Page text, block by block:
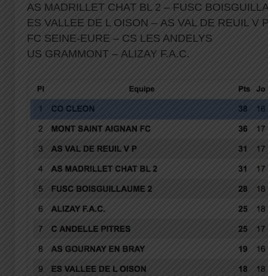
AS MADRILLET CHAT BL 2 – FUSC
ES VALLEE DE L OISON – AS VAL DE REUIL V
FC SEINE-EURE – CS LES ANDELYS
US GRAMMONT – ALIZAY F.A.C.